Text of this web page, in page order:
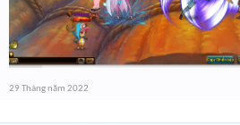
- Mod sẽ là người đưa ra quyết định
chấp.
7. Link tham gia event
https://forms.gle/
29 Tháng năm 2022